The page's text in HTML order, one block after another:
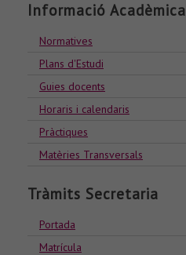
Informació Acadèmica
Normatives
Plans d'Estudi
Guies docents
Horaris i calendaris
Pràctiques
Matèries Transversals
Tràmits Secretaria
Portada
Matrícula